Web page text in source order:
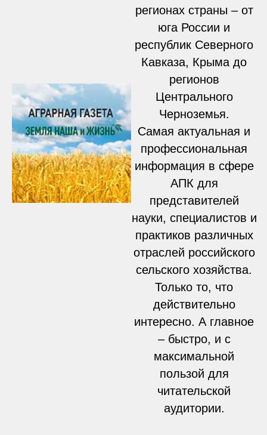
регионах страны – от
юга России и
республик Северного
Кавказа, Крыма до
регионов
Центрального
Черноземья.
Самая актуальная и
профессиональная
информация в сфере
АПК для
представителей
науки, специалистов и
практиков различных
отраслей российского
сельского хозяйства.
Только то, что
действительно
интересно. А главное
– быстро, и с
максимальной
пользой для
читательской
аудитории.